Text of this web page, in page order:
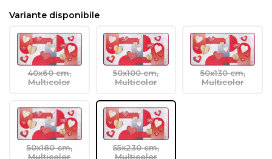
Variante disponibile
40x60 cm,
Multicolor
50x100 cm,
Multicolor
50x130 cm,
Multicolor
50x180 cm,
Multicolor
55x230 cm,
Multicolor